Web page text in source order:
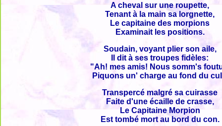
A cheval sur une roupette,
Tenant à la main sa lorgnette,
Le capitaine des morpions
Examinait les positions.
Soudain, voyant plier son aile,
Il dit à ses troupes fidèles:
"Ah! mes amis! Nous somm's
Piquons un' charge au fond du
Transpercé malgré sa cuirasse
Faite d'une écaille de crasse,
Le Capitaine Morpion
Est tombé mort au bord du con.